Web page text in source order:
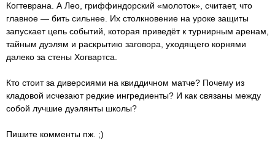
Когтеврана. А Лео, гриффиндорский «молоток», считает, что
главное — бить сильнее. Их столкновение на уроке защиты
запускает цепь событий, которая приведёт к турнирным аренам,
тайным дуэлям и раскрытию заговора, уходящего корнями
далеко за стены Хогвартса.
Кто стоит за диверсиями на квиддичном матче? Почему из
кладовой исчезают редкие ингредиенты? И как связаны между
собой лучшие дуэлянты школы?
Пишите комменты пж. ;)